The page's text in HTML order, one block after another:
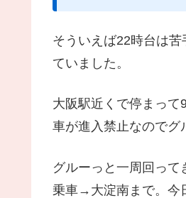
そういえば22時台は
ていました。
大阪駅近くで停まっ
車が進入禁止なのでグ
グルーっと一周回っ
乗車→大淀南まで。今